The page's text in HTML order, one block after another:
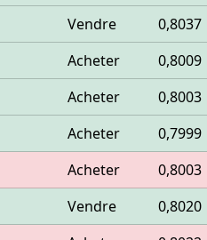
Vendre 0,8037
Acheter 0,8009
Acheter 0,8003
Acheter 0,7999
Acheter 0,8003
Vendre 0,8020